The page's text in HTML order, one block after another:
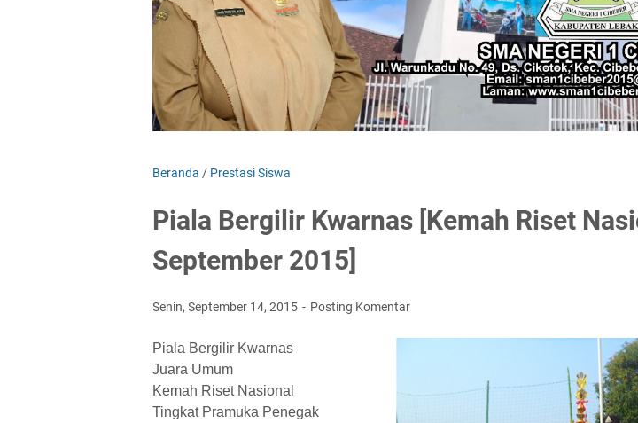
Beranda / Prestasi Siswa
Piala Bergilir Kwarnas [Kemah Riset
September 2015]
Senin, September 14, 2015 Posting Komentar
Piala Bergilir Kwarnas
Juara Umum
Kemah Riset Nasional
Tingkat Pramuka Penegak